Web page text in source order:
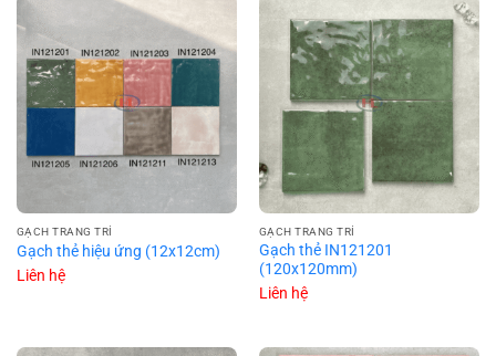
GẠCH TRANG TRÍ
Gạch thẻ hiệu ứng (12x12cm)
Liên hệ
GẠCH TRANG TRÍ
Gạch thẻ IN121201
(120x120mm)
Liên hệ